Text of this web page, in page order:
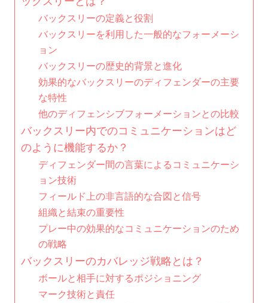
バックスリーの定義と役割
バックスリーを利用した一般的なフォーメーシ
ョン
バックスリーの歴史的背景と進化
効果的なバックスリーのディフェンダーの主要
な特性
他のディフェンシブフォーメーションとの比較
バックスリー内でのコミュニケーションはど
のように機能するか？
ディフェンダー間の言葉によるコミュニケーシ
ョン技術
フィールド上の非言語的な合図と信号
組織と結束の重要性
プレー中の効果的なコミュニケーションのため
の戦略
バックスリーのカバレッジ戦略とは？
ボールと相手に対するポジショニング
マーク技術と責任